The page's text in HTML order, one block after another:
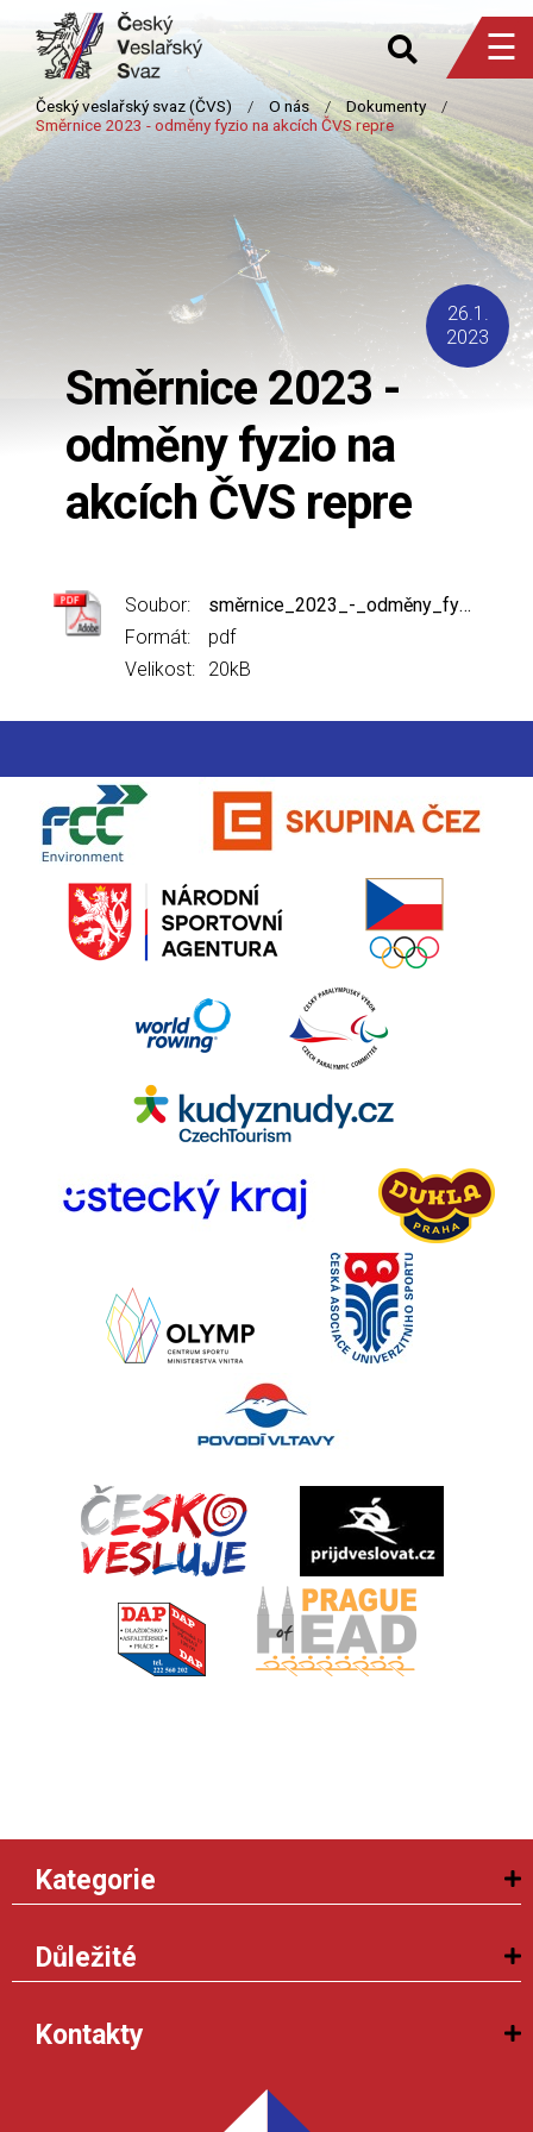
☰
Směrnice 2023 -
odměny fyzio na
akcích ČVS repre
26.1.
2023
Soubor:
směrnice_2023_-_odměny_fyzio_na_akcích_Čvs_repre.pdf
Formát:
pdf
Velikost:
20kB
Kategorie
Důležité
Kontakty